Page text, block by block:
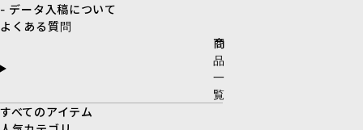
- データ入稿について
よくある質問
商
品
一
覧
すべてのアイテム